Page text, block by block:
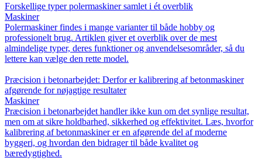
Forskellige typer polermaskiner samlet i ét overblik
Maskiner
Polermaskiner findes i mange varianter til både hobby og
professionelt brug. Artiklen giver et overblik over de mest
almindelige typer, deres funktioner og anvendelsesområder, så du
lettere kan vælge den rette model.
Præcision i betonarbejdet: Derfor er kalibrering af betonmaskiner
afgørende for nøjagtige resultater
Maskiner
Præcision i betonarbejdet handler ikke kun om det synlige resultat,
men om at sikre holdbarhed, sikkerhed og effektivitet. Læs, hvorfor
kalibrering af betonmaskiner er en afgørende del af moderne
byggeri, og hvordan den bidrager til både kvalitet og
bæredygtighed.